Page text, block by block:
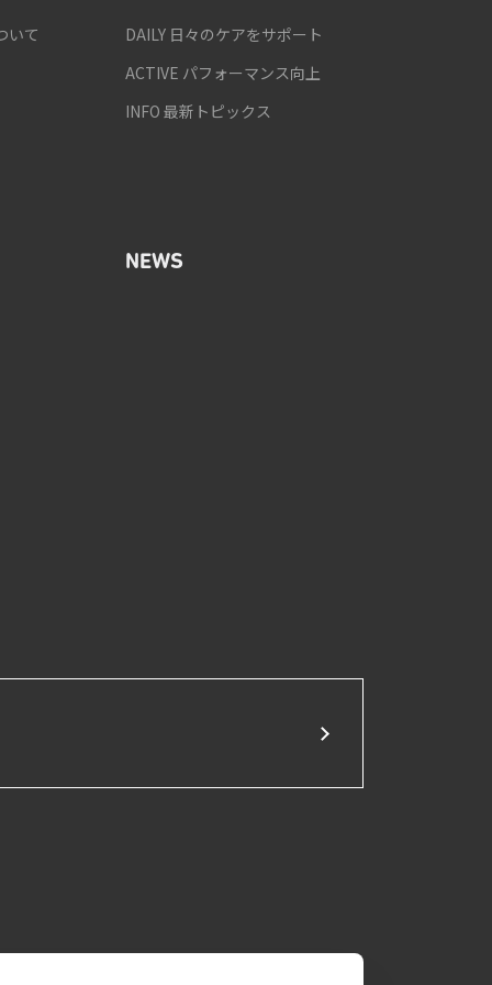
いて
DAILY 日々のケアをサポート
ACTIVE パフォーマンス向上
INFO 最新トピックス
NEWS